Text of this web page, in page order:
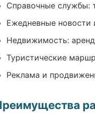
Справочные службы:
Ежедневные новости
Недвижимость:
Туристические
Реклама и